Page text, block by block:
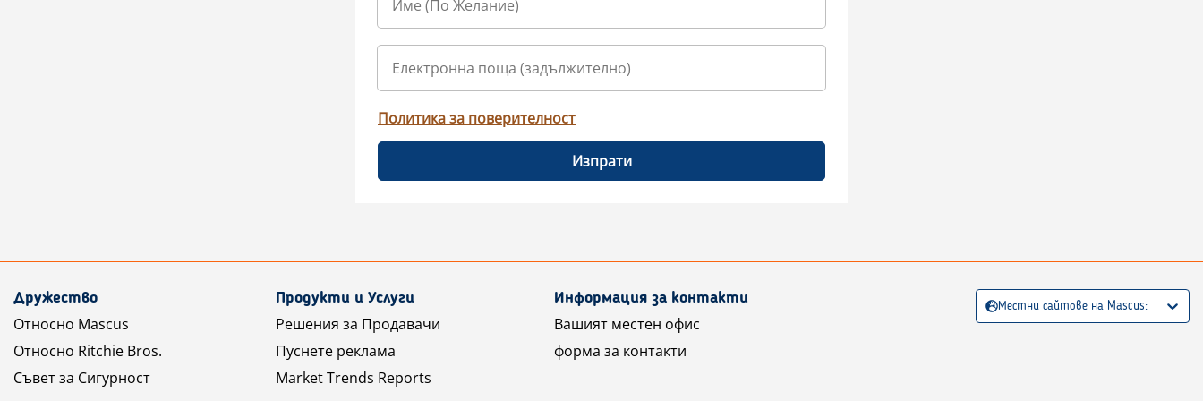
Политика за поверителност
Изпрати
Дружество
Относно Mascus
Относно Ritchie Bros.
Съвет за Сигурност
Продукти и Услуги
Решения за Продавачи
Пуснете реклама
Market Trends Reports
Информация за контакти
Вашият местен офис
форма за контакти
Местни сайтове на Mascus: